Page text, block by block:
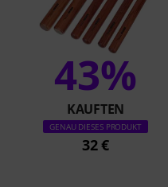
43%
KAUFTEN
GENAU DIESES PRODUKT
32 €